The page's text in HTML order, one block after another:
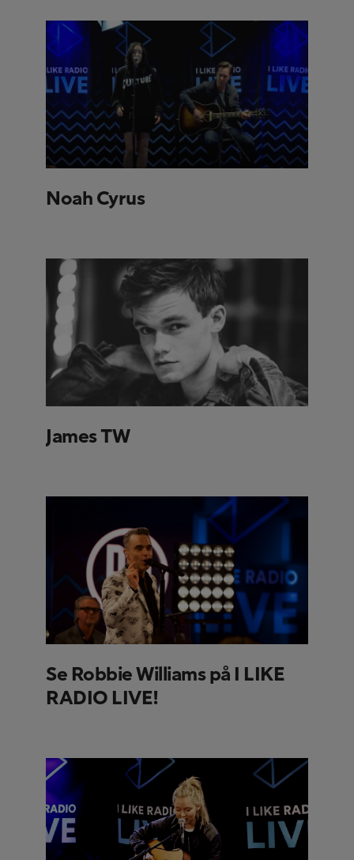
Noah Cyrus
James TW
Se Robbie Williams på I LIKE
RADIO LIVE!